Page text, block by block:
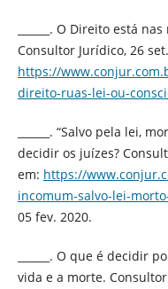
______. O Direito está
Consultor Jurídico, 26
https://
direito-ruas-lei-ou-
______. “Salvo pela lei,
decidir os juízes?
em: https://
incomum-salvo-lei-
05 fev. 2020.
______. O que é decidir
vida e a morte.